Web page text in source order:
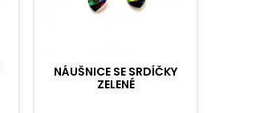
NÁUŠNICE SE SRDÍČKY
ZELENÉ